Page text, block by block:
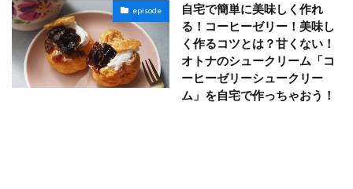
episode
自宅で簡単に美味しく作れ
る！コーヒーゼリー！美味し
く作るコツとは？甘くない！
オトナのシュークリーム「コ
ーヒーゼリーシュークリー
ム」を自宅で作っちゃおう！